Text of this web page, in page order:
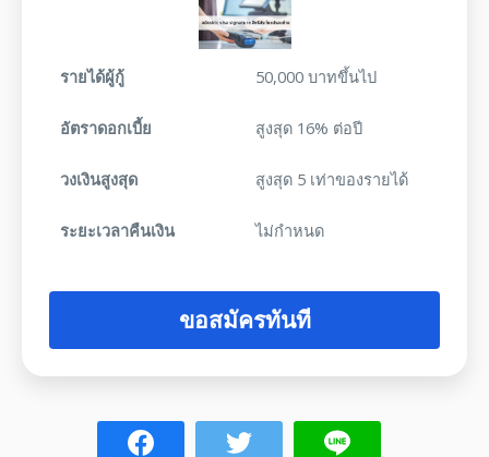
รายได้ผู้กู้ 50,000 บาทขึ้นไป
อัตราดอกเบี้ย สูงสุด 16% ต่อปี
วงเงินสูงสุด สูงสุด 5 เท่าของรายได้
ระยะเวลาคืนเงิน ไม่กำหนด
ขอสมัครทันที